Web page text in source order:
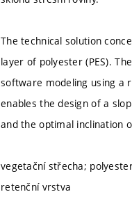
The technical solution
layer of polyester (PES).
software modeling using a
enables the design of a
and the optimal inclination
vegetační střecha;
retenční vrstva